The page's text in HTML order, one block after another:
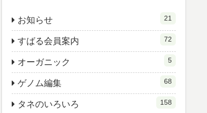
お知らせ 21
すばる会員案内 72
オーガニック 5
ゲノム編集 68
タネのいろいろ 158